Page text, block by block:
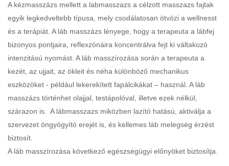
A kézmasszázs mellett a labmasszazs a célzott masszazs fajtak
egyik legkedveltebb típusa, mely csodálatosan ötvözi a wellnesst
és a terápiát. A láb masszázs lényege, hogy a terapeuta a lábfej
bizonyos pontjaira, reflexzónáira koncentrálva fejt ki váltakozó
intenzitású nyomást. A láb masszírozása során a terapeuta a
kezét, az ujjait, az ökleit és néha különböző mechanikus
eszközöket - például lekerekített fapálcikákat – használ. A láb
masszázs történhet olajjal, testápolóval, illetve ezek nélkül,
szárazon is. A lábmasszazs miközben lazító hatású, aktiválja a
szervezet öngyógyító erejét is, és kellemes láb melegség érzést
biztosít.
A láb masszírozása következő egészségügyi előnyöket biztosítja.